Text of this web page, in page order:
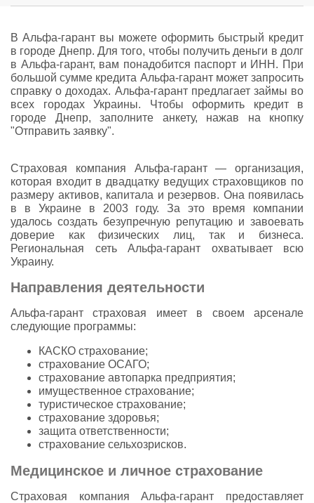
В Альфа-гарант вы можете оформить быстрый кредит
в городе Днепр. Для того, чтобы получить деньги в долг
в Альфа-гарант, вам понадобится паспорт и ИНН. При
большой сумме кредита Альфа-гарант может запросить
справку о доходах. Альфа-гарант предлагает займы во
всех городах Украины. Чтобы оформить кредит в
городе Днепр, заполните анкету, нажав на кнопку
"Отправить заявку".
Страховая компания Альфа-гарант — организация,
которая входит в двадцатку ведущих страховщиков по
размеру активов, капитала и резервов. Она появилась
в в Украине в 2003 году. За это время компании
удалось создать безупречную репутацию и завоевать
доверие как физических лиц, так и бизнеса.
Региональная сеть Альфа-гарант охватывает всю
Украину.
Направления деятельности
Альфа-гарант страховая имеет в своем арсенале
следующие программы:
КАСКО страхование;
страхование ОСАГО;
страхование автопарка предприятия;
имущественное страхование;
туристическое страхование;
страхование здоровья;
защита ответственности;
страхование сельхозрисков.
Медицинское и личное страхование
Страховая компания Альфа-гарант предоставляет